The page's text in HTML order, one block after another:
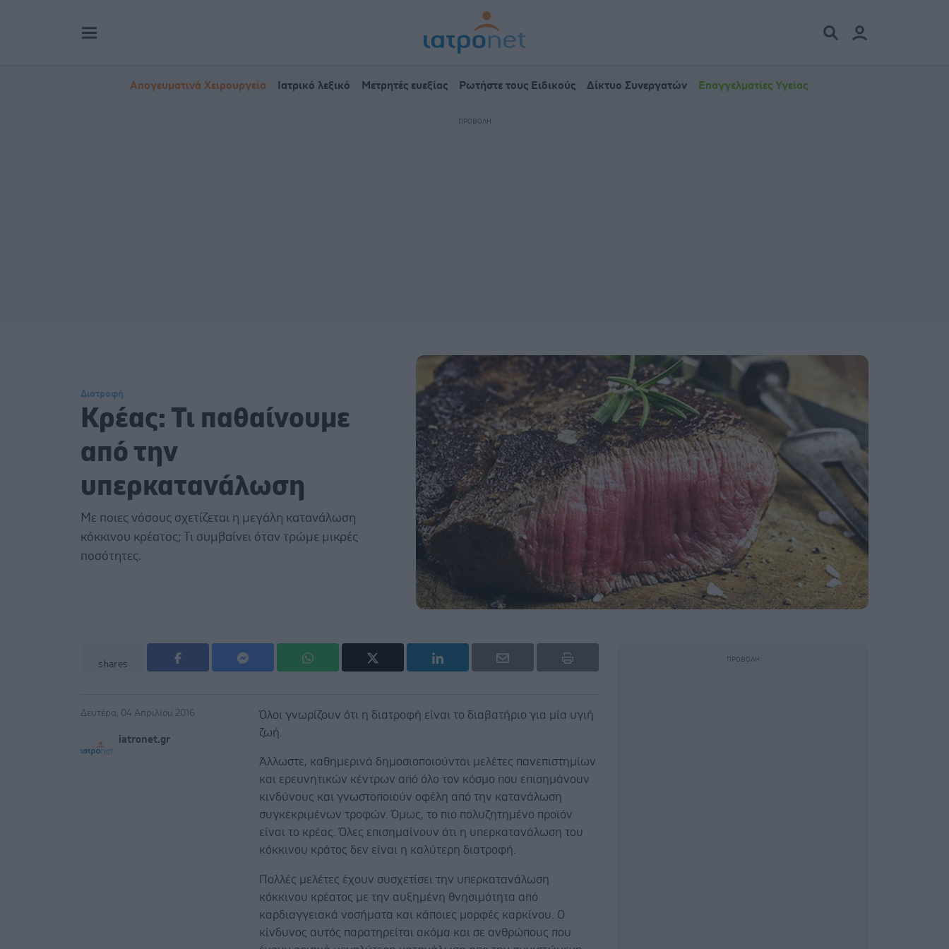
Απογευματινά Χειρουργεία Ιατρικό λεξικό Μετρητές ευεξίας Ρωτήστε τους Ειδικούς Δίκτυο Συνεργατών Επαγγελματίες Υγείας
Διατροφή
Κρέας: Τι παθαίνουμε
από την
υπερκατανάλωση
Με ποιες νόσους σχετίζεται η μεγάλη κατανάλωση
κόκκινου κρέατος; Τι συμβαίνει όταν τρώμε μικρές
ποσότητες.
shares
Δευτέρα, 04 Απριλίου 2016
iatronet.gr
Όλοι γνωρίζουν ότι η διατροφή είναι το διαβατήριο για μία υγιή
ζωή.
Άλλωστε, καθημερινά δημοσιοποιούνται μελέτες πανεπιστημίων
και ερευνητικών κέντρων από όλο τον κόσμο που επισημάνουν
κινδύνους και γνωστοποιούν οφέλη από την κατανάλωση
συγκεκριμένων τροφών. Όμως, το πιο πολυζητημένο προϊόν
είναι το κρέας. Όλες επισημαίνουν ότι η υπερκατανάλωση του
κόκκινου κράτος δεν είναι η καλύτερη διατροφή.
Πολλές μελέτες έχουν συσχετίσει την υπερκατανάλωση
κόκκινου κρέατος με την αυξημένη θνησιμότητα από
καρδιαγγειακά νοσήματα και κάποιες μορφές καρκίνου. Ο
κίνδυνος αυτός παρατηρείται ακόμα και σε ανθρώπους που